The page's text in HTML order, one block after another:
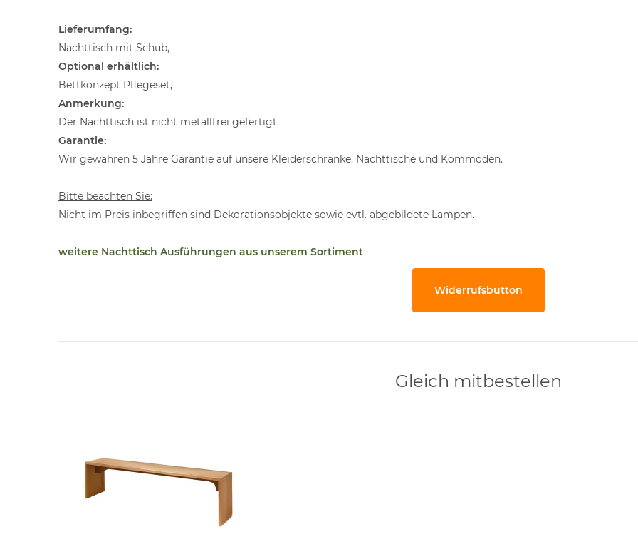
Lieferumfang:
Nachttisch mit Schub,
Optional erhältlich:
Bettkonzept Pflegeset,
Anmerkung:
Der Nachttisch ist nicht metallfrei gefertigt.
Garantie:
Wir gewähren 5 Jahre Garantie auf unsere Kleiderschränke, Nachttische und Kommoden.
Bitte beachten Sie:
Nicht im Preis inbegriffen sind Dekorationsobjekte sowie evtl. abgebildete Lampen.
weitere Nachttisch Ausführungen aus unserem Sortiment
Widerrufsbutton
Gleich mitbestellen